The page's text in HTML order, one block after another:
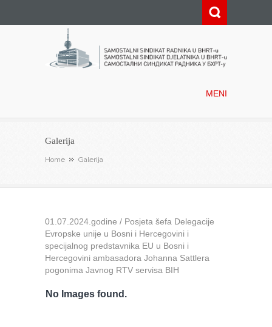
MENI
Galerija
Home Galerija
01.07.2024.godine / Posjeta šefa Delegacije
Evropske unije u Bosni i Hercegovini i
specijalnog predstavnika EU u Bosni i
Hercegovini ambasadora Johanna Sattlera
pogonima Javnog RTV servisa BIH
No Images found.